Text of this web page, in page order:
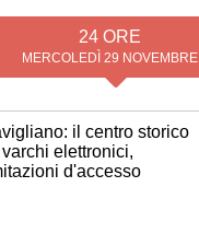
24 ORE
MERCOLEDÌ 29 NOVEMBRE
il centro storico
elettronici,
d'accesso